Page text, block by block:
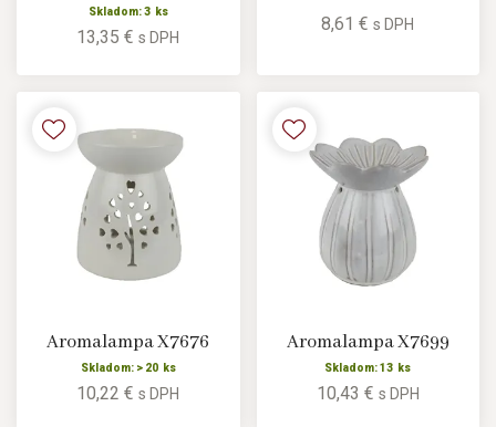
Skladom: 3 ks
13,35 €s DPH
8,61 €s DPH
Aromalampa X7676
Skladom: > 20 ks
10,22 €s DPH
Aromalampa X7699
Skladom: 13 ks
10,43 € s DPH